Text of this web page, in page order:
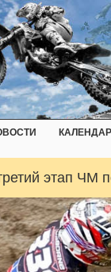
этап ЧМ